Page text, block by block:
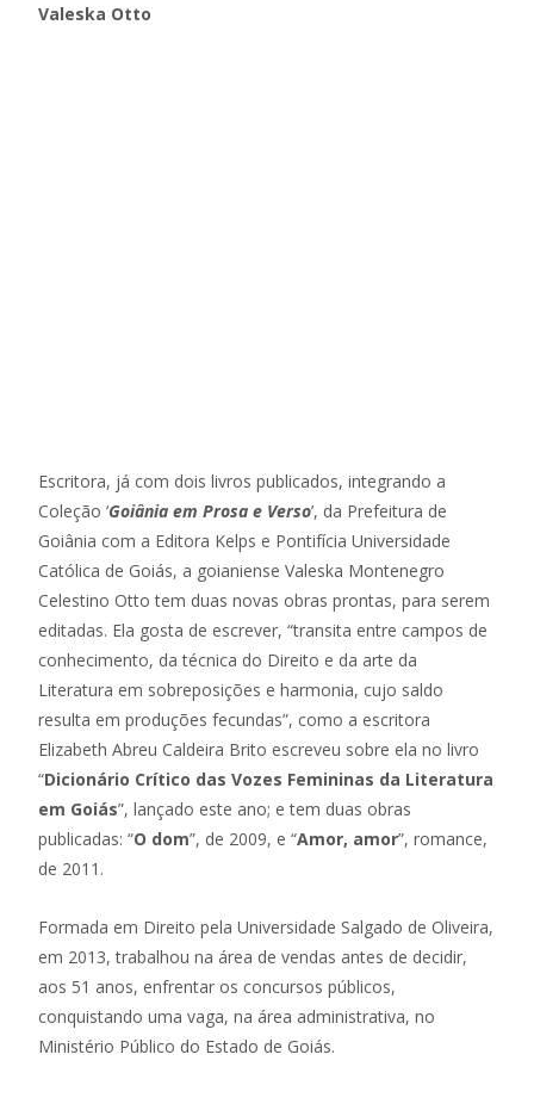
Valeska Otto
Escritora, já com dois livros publicados, integrando a
Coleção ‘Goiânia em Prosa e Verso’, da Prefeitura de
Goiânia com a Editora Kelps e Pontifícia Universidade
Católica de Goiás, a goianiense Valeska Montenegro
Celestino Otto tem duas novas obras prontas, para serem
editadas. Ela gosta de escrever, “transita entre campos de
conhecimento, da técnica do Direito e da arte da
Literatura em sobreposições e harmonia, cujo saldo
resulta em produções fecundas”, como a escritora
Elizabeth Abreu Caldeira Brito escreveu sobre ela no livro
“Dicionário Crítico das Vozes Femininas da Literatura
em Goiás”, lançado este ano; e tem duas obras
publicadas: “O dom”, de 2009, e “Amor, amor”, romance,
de 2011.
Formada em Direito pela Universidade Salgado de Oliveira,
em 2013, trabalhou na área de vendas antes de decidir,
aos 51 anos, enfrentar os concursos públicos,
conquistando uma vaga, na área administrativa, no
Ministério Público do Estado de Goiás.